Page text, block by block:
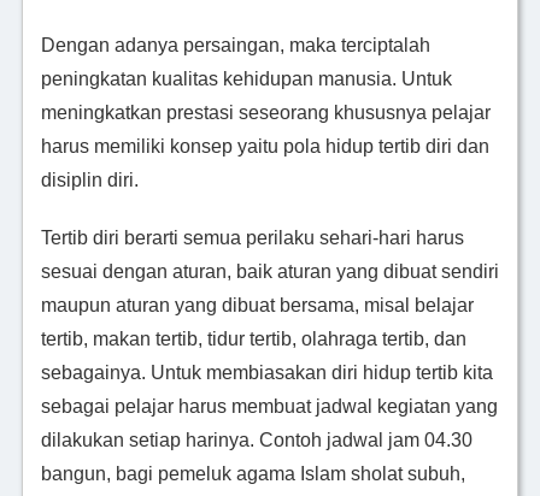
Dengan adanya persaingan, maka terciptalah
peningkatan kualitas kehidupan manusia. Untuk
meningkatkan prestasi seseorang khususnya pelajar
harus memiliki konsep yaitu pola hidup tertib diri dan
disiplin diri.
Tertib diri berarti semua perilaku sehari-hari harus
sesuai dengan aturan, baik aturan yang dibuat sendiri
maupun aturan yang dibuat bersama, misal belajar
tertib, makan tertib, tidur tertib, olahraga tertib, dan
sebagainya. Untuk membiasakan diri hidup tertib kita
sebagai pelajar harus membuat jadwal kegiatan yang
dilakukan setiap harinya. Contoh jadwal jam 04.30
bangun, bagi pemeluk agama Islam sholat subuh,